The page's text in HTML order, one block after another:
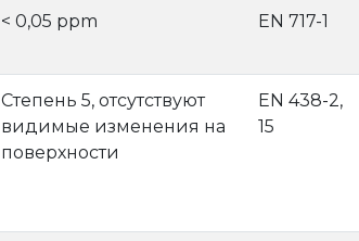
< 0,05 ppm EN 717-1
Степень 5, отсутствуют
видимые изменения на
поверхности
EN 438-2,
15